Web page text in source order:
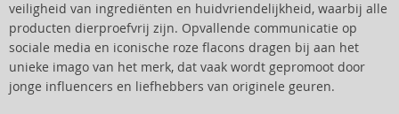
veiligheid van ingrediënten en huidvriendelijkheid, waarbij alle
producten dierproefvrij zijn. Opvallende communicatie op
sociale media en iconische roze flacons dragen bij aan het
unieke imago van het merk, dat vaak wordt gepromoot door
jonge influencers en liefhebbers van originele geuren.